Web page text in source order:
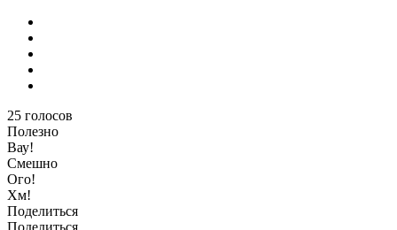
25 голосов
Полезно
Вау!
Смешно
Ого!
Хм!
Поделиться
Поделиться